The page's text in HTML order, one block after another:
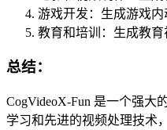
游戏开发：生成游戏内
教育和培训：生成教育
总结：
CogVideoX-Fun 是一个强大
学习和先进的视频处理技术